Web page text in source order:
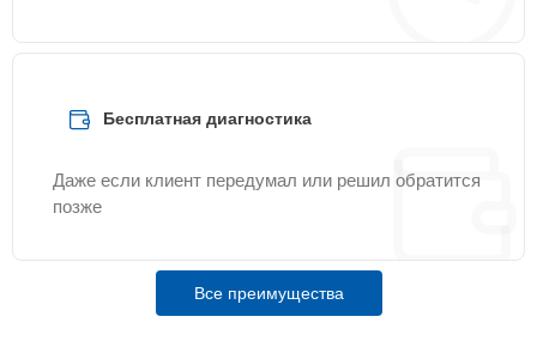
Бесплатная диагностика
Даже если клиент передумал или решил обратится
позже
Все преимущества